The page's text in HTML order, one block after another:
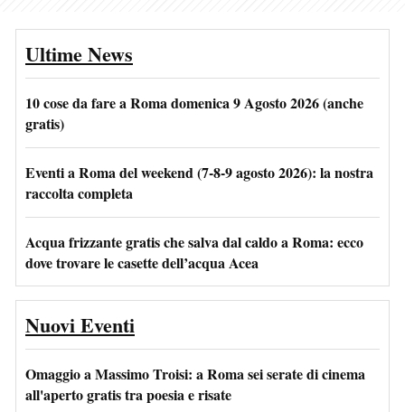
Ultime News
10 cose da fare a Roma domenica 9 Agosto 2026 (anche
gratis)
Eventi a Roma del weekend (7-8-9 agosto 2026): la nostra
raccolta completa
Acqua frizzante gratis che salva dal caldo a Roma: ecco
dove trovare le casette dell’acqua Acea
Nuovi Eventi
Omaggio a Massimo Troisi: a Roma sei serate di cinema
all'aperto gratis tra poesia e risate